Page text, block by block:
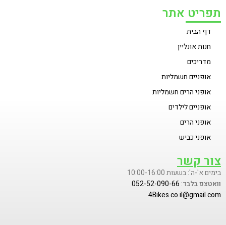
תפריט אתר
דף הבית
חנות אונליין
מדריכים
אופניים חשמליות
אופני הרים חשמליות
אופניים לילדים
אופני הרים
אופני כביש
צור קשר
בימים א'-ה': בשעות 10:00-16:00
וואטצפ בלבד: 052-52-090-66
4Bikes.co.il@gmail.com